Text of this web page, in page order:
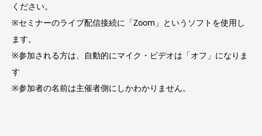
ください。
※セミナーのライブ配信接続に「Zoom」というソフトを使用し
ます。
※参加される方は、自動的にマイク・ビデオは「オフ」になりま
す
※参加者の名前は主催者側にしかわかりません。